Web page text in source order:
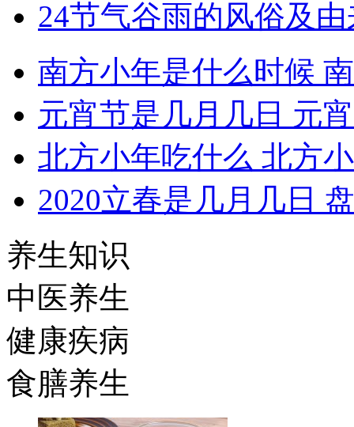
24节气谷雨的风俗及由
南方小年是什么时候
元宵节是几月几日 元
北方小年吃什么 北方
2020立春是几月几日
养生知识
中医养生
健康疾病
食膳养生